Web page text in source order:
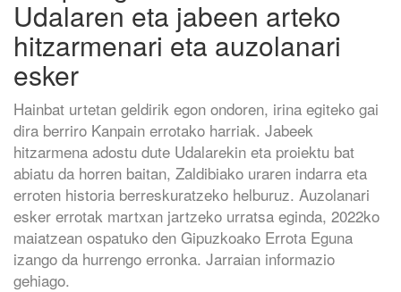
Udalaren eta jabeen arteko
hitzarmenari eta auzolanari
esker
Hainbat urtetan geldirik egon ondoren, irina egiteko gai
dira berriro Kanpain errotako harriak. Jabeek
hitzarmena adostu dute Udalarekin eta proiektu bat
abiatu da horren baitan, Zaldibiako uraren indarra eta
erroten historia berreskuratzeko helburuz. Auzolanari
esker errotak martxan jartzeko urratsa eginda, 2022ko
maiatzean ospatuko den Gipuzkoako Errota Eguna
izango da hurrengo erronka. Jarraian informazio
gehiago.